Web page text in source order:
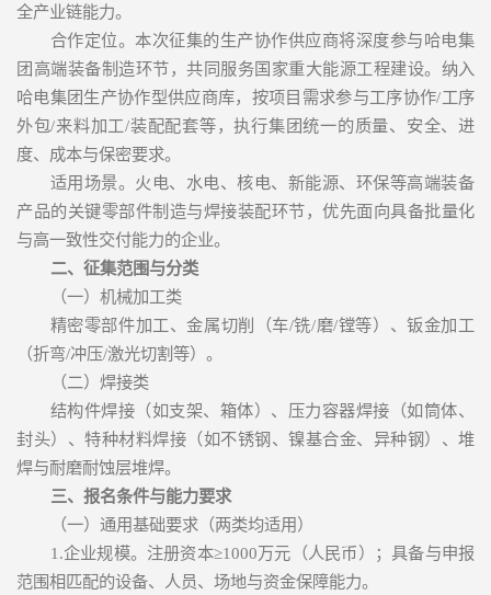
全产业链能力。
合作定位。本次征集的生产协作供应商将深度参与哈电集
团高端装备制造环节，共同服务国家重大能源工程建设。纳入
哈电集团生产协作型供应商库，按项目需求参与工序协作/工序
外包/来料加工/装配配套等，执行集团统一的质量、安全、进
度、成本与保密要求。
适用场景。火电、水电、核电、新能源、环保等高端装备
产品的关键零部件制造与焊接装配环节，优先面向具备批量化
与高一致性交付能力的企业。
二、征集范围与分类
（一）机械加工类
精密零部件加工、金属切削（车/铣/磨/镗等）、钣金加工
（折弯/冲压/激光切割等）。
（二）焊接类
结构件焊接（如支架、箱体）、压力容器焊接（如筒体、
封头）、特种材料焊接（如不锈钢、镍基合金、异种钢）、堆
焊与耐磨耐蚀层堆焊。
三、报名条件与能力要求
（一）通用基础要求（两类均适用）
1.企业规模。注册资本≥1000万元（人民币）；具备与申报
范围相匹配的设备、人员、场地与资金保障能力。